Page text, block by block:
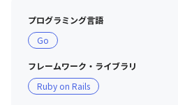
プログラミング言語
Go
フレームワーク・ライブラリ
Ruby on Rails